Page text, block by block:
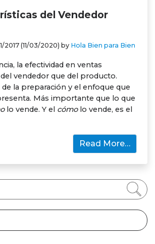
del Vendedor
2017 (11/03/2020) by Hola Bien para Bien
la efectividad en ventas
vendedor que del producto.
la preparación y el enfoque que
Más importante que lo que
lo vende. Y el cómolo vende, es el
Read More…